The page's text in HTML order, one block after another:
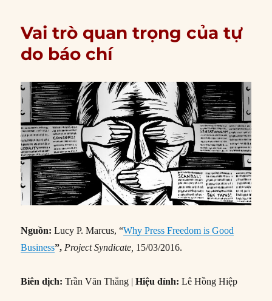
Vai trò quan trọng của tự
do báo chí
Nguồn:Lucy P. Marcus, “Why Press Freedom is Good
Business”, Project Syndicate, 15/03/2016.
Biên dịch:Trần Văn Thắng |Hiệu đính:Lê Hồng Hiệp